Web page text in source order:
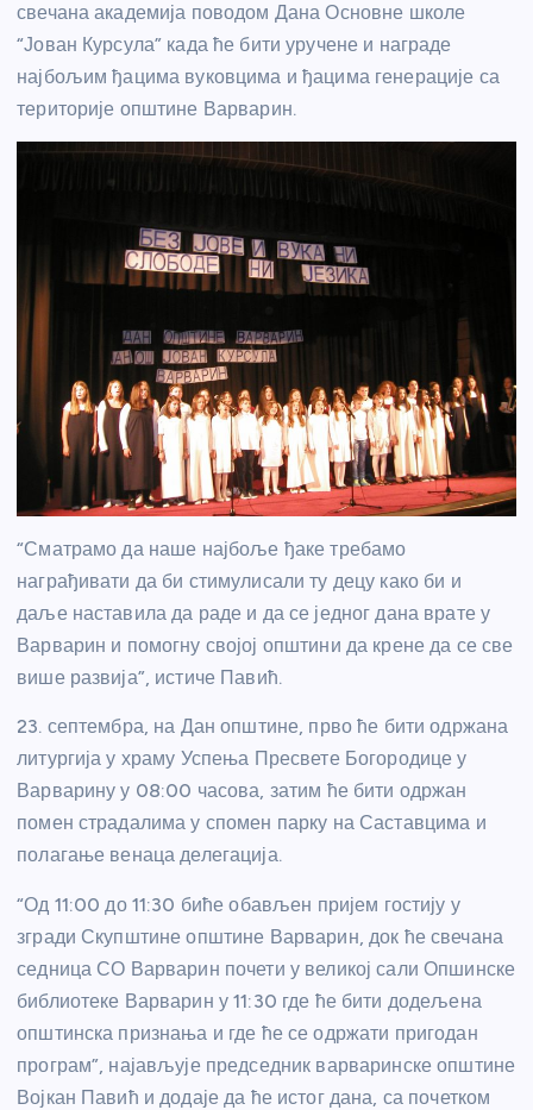
свечана академија поводом Дана Основне школе
“Јован Курсула” када ће бити уручене и награде
најбољим ђацима вуковцима и ђацима генерације са
територије општине Варварин.
“Сматрамо да наше најбоље ђаке требамо
награђивати да би стимулисали ту децу како би и
даље наставила да раде и да се једног дана врате у
Варварин и помогну својој општини да крене да се све
више развија”, истиче Павић.
23. септембра, на Дан општине, прво ће бити одржана
литургија у храму Успења Пресвете Богородице у
Варварину у 08:00 часова, затим ће бити одржан
помен страдалима у спомен парку на Саставцима и
полагање венаца делегација.
“Од 11:00 до 11:30 биће обављен пријем гостију у
згради Скупштине општине Варварин, док ће свечана
седница СО Варварин почети у великој сали Опшинске
библиотеке Варварин у 11:30 где ће бити додељена
општинска признања и где ће се одржати пригодан
програм”, најављује председник варваринске општине
Војкан Павић и додаје да ће истог дана, са почетком